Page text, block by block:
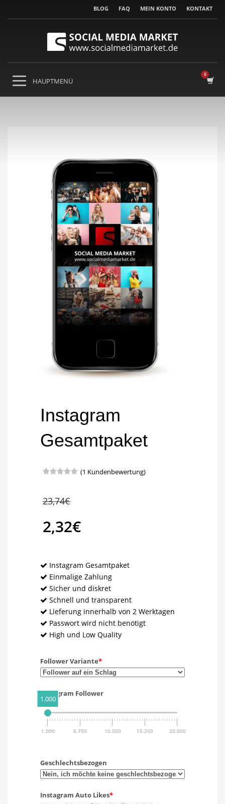
BLOG FAQ MEIN KONTO KONTAKT
Instagram
Gesamtpaket
basierend
(1 Kundenbewertung)
23,74€
Preis
23,74€
2,32€
Preis
ist:
2,32€.
Instagram Gesamtpaket
Einmalige Zahlung
Sicher und diskret
Schnell und transparent
Lieferung innerhalb von 2 Werktagen
Passwort wird nicht benötigt
High und Low Quality
Follower Variante*
Instagram Follower
1.000
1.000 5.750 10.500 15.250 20.000
Geschlechtsbezogen
Instagram Auto Likes*